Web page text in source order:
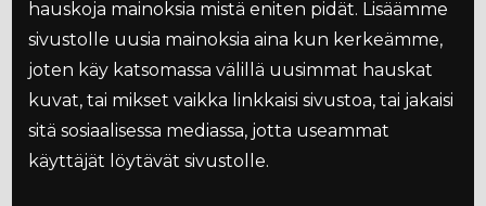
hauskoja mainoksia mistä eniten pidät. Lisäämme
sivustolle uusia mainoksia aina kun kerkeämme,
joten käy katsomassa välillä uusimmat hauskat
kuvat, tai mikset vaikka linkkaisi sivustoa, tai jakaisi
sitä sosiaalisessa mediassa, jotta useammat
käyttäjät löytävät sivustolle.